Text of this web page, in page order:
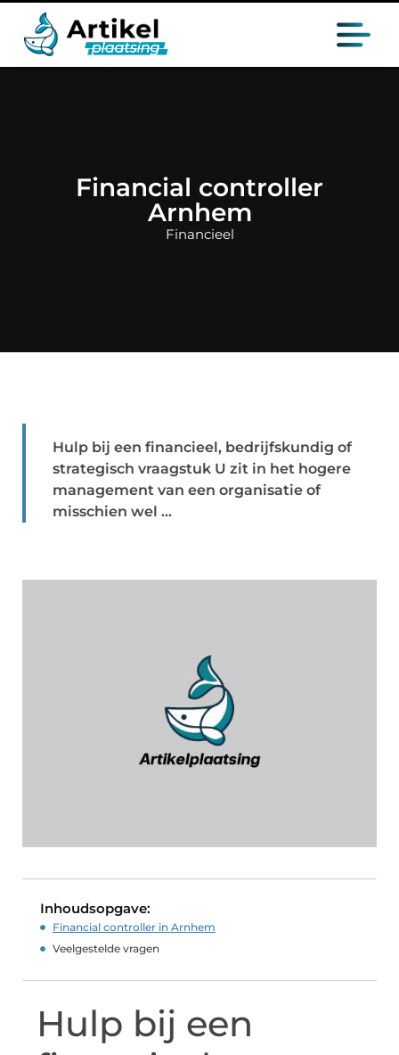
Financial controller
Arnhem
Financieel
Hulp bij een financieel, bedrijfskundig of
strategisch vraagstuk U zit in het hogere
management van een organisatie of
misschien wel ...
Inhoudsopgave:
Financial controller in Arnhem
Veelgestelde vragen
Hulp bij een